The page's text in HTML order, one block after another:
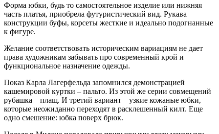
Форма юбки, будь то самостоятельное изделие или нижняя
часть платья, приобрела футуристический вид. Рукава
конструкции буфы, корсеты жесткие и идеально подогнанные
к фигуре.
Желание соответствовать историческим вариациям не дает
права художникам забывать про современный крой и
функциональное назначение одежды.
Показ Карла Лагерфельда запомнился демонстрацией
кашемировой куртки – пальто. Из этой же серии совмещений
рубашка – плащ. И третий вариант – узкие кожаные юбки,
которые неожиданно переходят в расклешенный килт. Еще
одно смешение: юбка поверх брюк.